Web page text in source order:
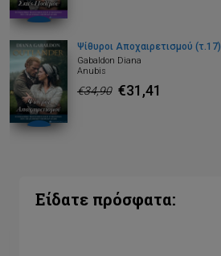
Ψίθυροι Αποχαιρετισμού (τ.17)
Gabaldon Diana
Anubis
€34,90 €31,41
Είδατε πρόσφατα: